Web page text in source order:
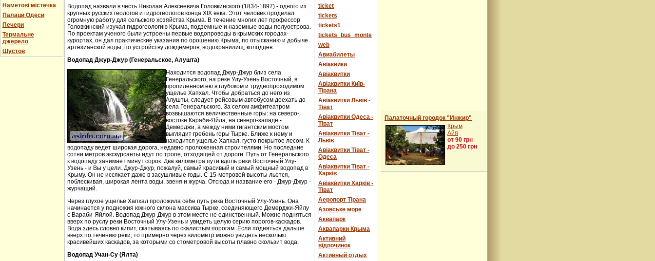
Наметові містечка
Палаци Одеси
Печери
Термальне
джерело
Шустов
Водопад назвали в честь Николая Алексеевича Головкинского (1834-1897) - одного из
крупных русских геологов и гидрогеологов конца XIX века. Этот человек проделал
огромную работу для сельского хозяйства Крыма. В течение многих лет профессор
Головкинский изучал гидрогеологию Крыма, подземные и наземные воды полуострова.
По проектам ученого были устроены первые водопроводы в крымских городах-
курортах, он дал практические указания по орошению Крыма, по отысканию и добыче
артезианской воды, по устройству дождемеров, водохранилищ, колодцев.
Водопад Джур-Джур (Генеральское, Алушта)
Находится водопад Джур-Джур близ села
Генеральского, на реке Улу-Узень Восточный, в
пропиленном ею в глубоком и труднопроходимом
ущелье Хапхал. Чтобы добраться до него из
Алушты, следует рейсовым автобусом доехать до
села Генеральского. За селом амфитеатром
возвышаются величественные горы: на северо-
востоке Караби-Яйла, на северо-западе -
Демерджи, а между ними гигантским мостом
выглядит гребень горы Тырке. Ближе к нему и
находится ущелье Хапхал, густо покрытое лесом. К
водопаду ведет широкая дорога, недавно проложенная строителями. Но последние
сотни метров экскурсанты идут по тропе, отходящей от дороги. Путь от Генеральского
к водопаду занимает минут сорок. Два километра пути вдоль реки Восточный Улу-
Узень - и Вы у цели. Джур-Джур, пожалуй, самый красивый и самый мощный водопад в
Крыму. Он не иссякает даже в засушливые годы. С 15-метровой высоты льется,
поблескивая, широкая лента воды, звеня и журча. Отсюда и название его - Джур-Джур -
журчащий.
Через глухое ущелье Хапхал проложила себе путь река Восточный Улу-Узень. Она
начинается у подножия южного склона массива Тырке, соединяющего Демерджи-Яйлу
с Вараби-Яйлой. Водопад Джур-Джур в этом месте не единственный. Можно подняться
вверх по руслу реки Восточный Улу-Узень и увидеть целую серию порогов-каскадов.
Вода здесь словно кипит, скатываясь по скалистым порогам. Если подняться дальше
вверх по течению реки, то примерно через километр можно увидеть несколько
красивейших каскадов, за которыми со стометровой высоты плавно скользит вода.
Водопад Учан-Су (Ялта)
ticket
tickets
tickets1
tickets_bus_monte
web
Авиабилеты
Авіаквики
Авіаквитки
Авіаквитки Київ-
Тірана
Авіаквитки Львів -
Тіват
Авіаквитки Одеса -
Тіват
Авіаквитки Тіват -
Львів
Авіаквитки Тіват -
Одеса
Авіаквитки Тіват -
Харків
Авіаквитки Харків -
Тіват
Аеропорт Тірана
Азовське море
Аквапарк
Аквапарки Крыма
Активний
відпочинок
Активный отдых
Палаточный городок "Инжир"
Крым
Айя
от 90 грн
до 250 грн